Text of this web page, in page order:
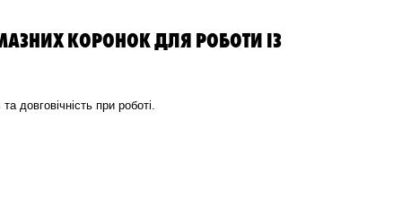
КОРОНОК ДЛЯ РОБОТИ ІЗ
довговічність при роботі.